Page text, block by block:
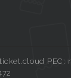
PEC: